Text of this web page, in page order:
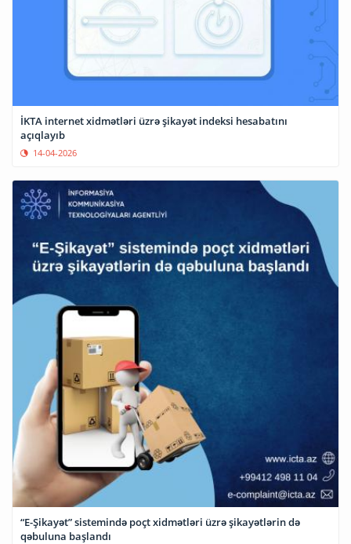
İKTA internet xidmətləri üzrə şikayət indeksi hesabatını
açıqlayıb
14-04-2026
“E-Şikayət” sistemində poçt xidmətləri üzrə şikayətlərin də
qəbuluna başlandı